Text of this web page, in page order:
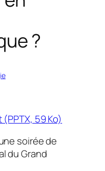
?
59 Ko)
soirée de
du Grand